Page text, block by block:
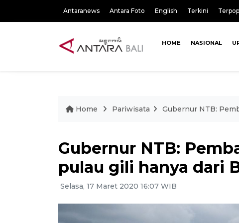
Antaranews Antara Foto English Terkini
HOME NASIONAL
Home Pariwisata Gubernur NTB:
Gubernur NTB:
pulau gili hanya dari
Selasa, 17 Maret 2020 16:07 WIB